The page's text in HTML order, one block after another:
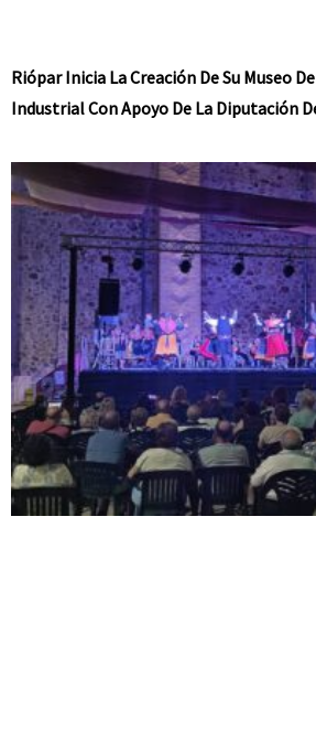
Riópar Inicia La Creación De Su Museo
Industrial Con Apoyo De La Diputación